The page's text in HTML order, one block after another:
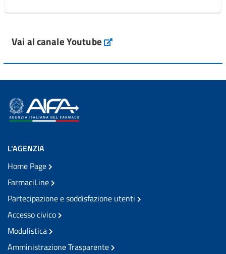
Vai al canale Youtube
L'AGENZIA
Home Page
FarmaciLine
Partecipazione e soddisfazione utenti
Accesso civico
Modulistica
Amministrazione Trasparente